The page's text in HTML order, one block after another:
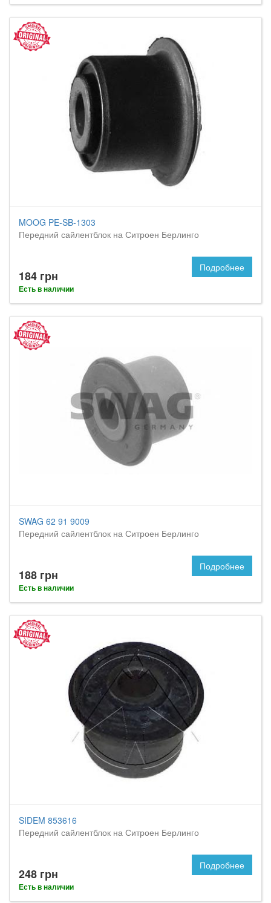
MOOG PE-SB-1303
Передний сайлентблок на Ситроен Берлинго
184 грн
Есть в наличии
Подробнее
SWAG 62 91 9009
Передний сайлентблок на Ситроен Берлинго
188 грн
Есть в наличии
Подробнее
SIDEM 853616
Передний сайлентблок на Ситроен Берлинго
248 грн
Есть в наличии
Подробнее